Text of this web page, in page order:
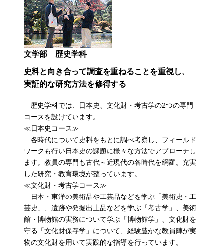
文学部 歴史学科
史料と向き合って調査を重ねることを重視し、
実証的な研究方法を修得する
歴史学科では、日本史、文化財・考古学の2つの専門
コースを設けています。
≪日本史コース≫
各時代について史料をもとに調べ考察し、フィールド
ワークも行い日本史の課題に様々な方法でアプローチし
ます。教員の専門も古代～近現代の各時代を網羅。充実
した研究・教育環境が整っています。
≪文化財・考古学コース≫
日本・東洋の美術品や工芸品などを学ぶ「美術史・工
芸史」、遺跡や発掘出土品などを学ぶ「考古学」、美術
館・博物館の実務について学ぶ「博物館学」、文化財を
守る「文化財保存学」について、経験豊かな教員陣が実
物の文化財を用いて実践的な指導を行っています。